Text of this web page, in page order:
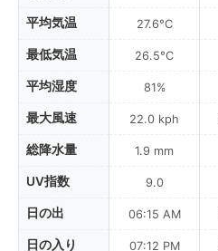
平均気温
最低気温
平均湿度
最大風速
総降水量
UV指数
日の出
日の入り
27.6°C
26.5°C
81%
22.0 kph
1.9 mm
9.0
06:15 AM
07:12 PM